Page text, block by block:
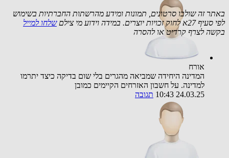
באתר זה שולבו סרטונים, תמונות ומידע מהרשתות החברתיות בשימוש
לפי סעיף 27א לחוק זכויות יוצרים. במידה וידוע מי צילם
שלחו למייל
בקשה לצרף קרדיט או להסרה
אורח
המדינה היחידה שמביאה מהגרים בלי שום בדיקה כיצד יתרמו
למדינה. על חשבון האזרחים הקיימים כמובן
24.03.25 10:43
תגובה